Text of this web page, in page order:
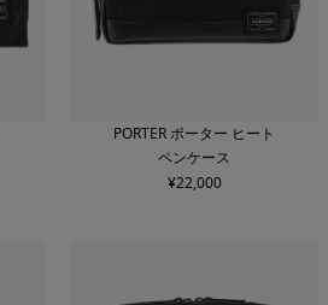
PORTER ポーター ヒート
ペンケース
¥22,000